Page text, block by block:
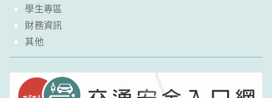
學生專區
財務資訊
其他